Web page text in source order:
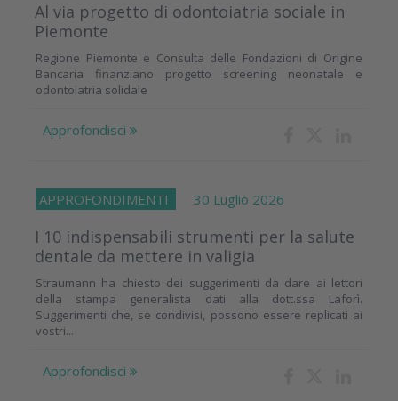
Al via progetto di odontoiatria sociale in
Piemonte
Regione Piemonte e Consulta delle Fondazioni di Origine
Bancaria finanziano progetto screening neonatale e
odontoiatria solidale
Approfondisci
APPROFONDIMENTI 30 Luglio 2026
I 10 indispensabili strumenti per la salute
dentale da mettere in valigia
Straumann ha chiesto dei suggerimenti da dare ai lettori
della stampa generalista dati alla dott.ssa Laforì.
Suggerimenti che, se condivisi, possono essere replicati ai
vostri...
Approfondisci